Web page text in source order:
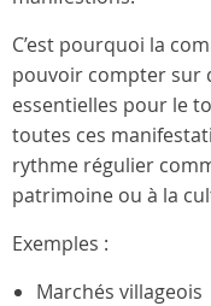
C’est pourquoi la
pouvoir compter sur
essentielles pour le
toutes ces
rythme régulier
patrimoine ou à la
Exemples :
Marchés villageois